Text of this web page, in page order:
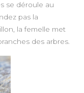
se déroule au
pas la
la femelle met
des arbres.